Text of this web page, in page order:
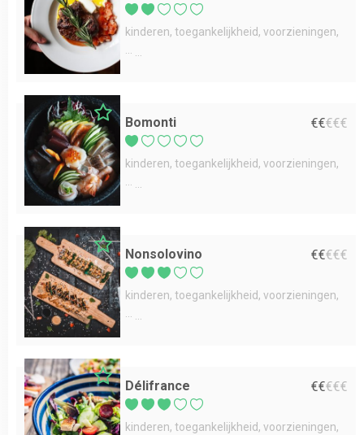
kinderen toegankelijkheid voorzieningen
Bomonti €€€€€
kinderen toegankelijkheid voorzieningen
Nonsolovino €€€€€
kinderen toegankelijkheid voorzieningen
Délifrance €€€€€
kinderen toegankelijkheid voorzieningen